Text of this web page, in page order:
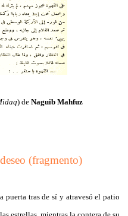
) de Naguib Mahfuz
(fragmento)
puerta tras de sí y atravesó el patio